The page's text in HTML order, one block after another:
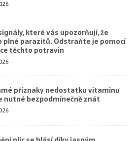
které vás upozorňují, že
plné parazitů. Odstraňte je pomocí
těchto potravin
příznaky nedostatku vitaminu
nutné bezpodmínečně znát